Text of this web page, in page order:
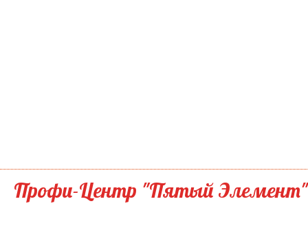
Профи-Центр "Пятый Элемент"